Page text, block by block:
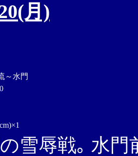
月)
～水門
雪辱戦｡ 水